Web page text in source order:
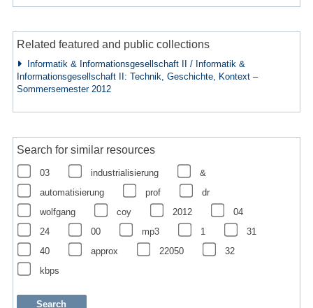
Related featured and public collections
Informatik & Informationsgesellschaft II / Informatik &
Informationsgesellschaft II: Technik, Geschichte, Kontext –
Sommersemester 2012
Search for similar resources
03 industrialisierung
&
automatisierung
prof
dr
wolfgang
coy 2012
04
24
00 mp3 1
31
40
approx 22050
32
kbps